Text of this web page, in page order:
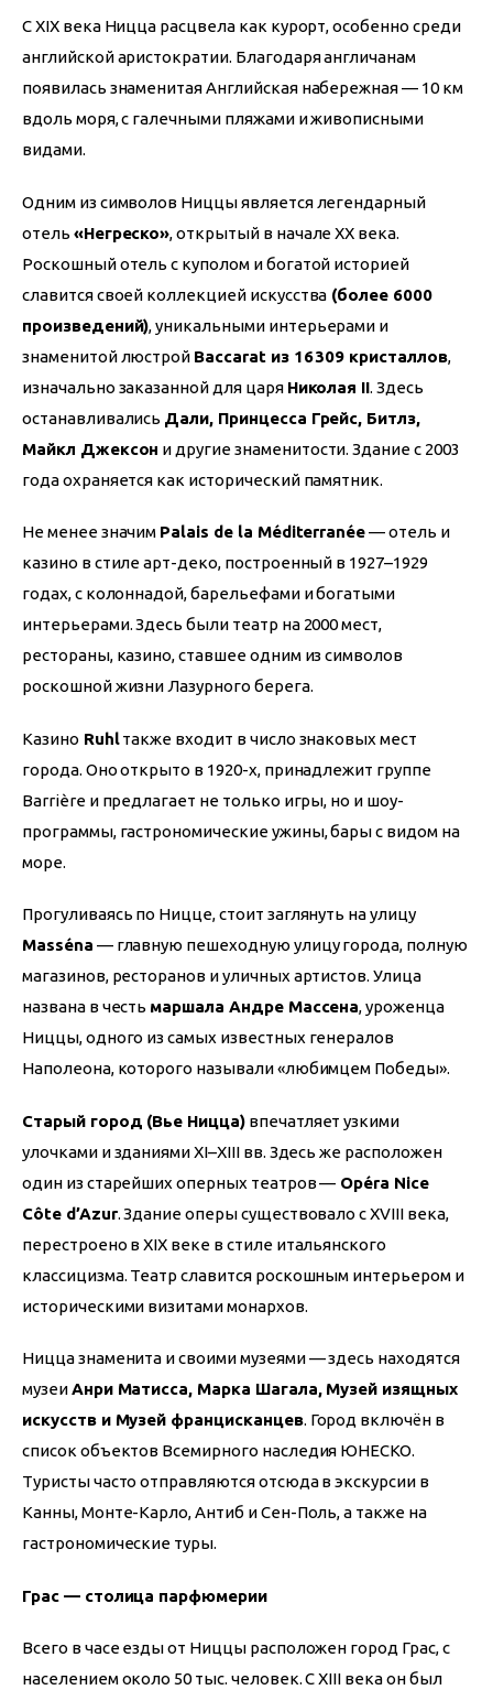
С XIX века Ницца расцвела как курорт, особенно среди
английской аристократии. Благодаря англичанам
появилась знаменитая Английская набережная — 10 км
вдоль моря, с галечными пляжами и живописными
видами.
Одним из символов Ниццы является легендарный
отель «Негреско», открытый в начале XX века.
Роскошный отель с куполом и богатой историей
славится своей коллекцией искусства (более 6000
произведений), уникальными интерьерами и
знаменитой люстрой Baccarat из 16 309 кристаллов,
изначально заказанной для царя Николая II. Здесь
останавливались Дали, Принцесса Грейс, Битлз,
Майкл Джексон и другие знаменитости. Здание с 2003
года охраняется как исторический памятник.
Не менее значим Palais de la Méditerranée — отель и
казино в стиле арт-деко, построенный в 1927–1929
годах, с колоннадой, барельефами и богатыми
интерьерами. Здесь были театр на 2000 мест,
рестораны, казино, ставшее одним из символов
роскошной жизни Лазурного берега.
Казино Ruhl также входит в число знаковых мест
города. Оно открыто в 1920-х, принадлежит группе
Barrière и предлагает не только игры, но и шоу-
программы, гастрономические ужины, бары с видом на
море.
Прогуливаясь по Ницце, стоит заглянуть на улицу
Masséna — главную пешеходную улицу города, полную
магазинов, ресторанов и уличных артистов. Улица
названа в честь маршала Андре Массена, уроженца
Ниццы, одного из самых известных генералов
Наполеона, которого называли «любимцем Победы».
Старый город (Вье Ницца) впечатляет узкими
улочками и зданиями XI–XIII вв. Здесь же расположен
один из старейших оперных театров — Opéra Nice
Côte d’Azur. Здание оперы существовало с XVIII века,
перестроено в XIX веке в стиле итальянского
классицизма. Театр славится роскошным интерьером и
историческими визитами монархов.
Ницца знаменита и своими музеями — здесь находятся
музеи Анри Матисса, Марка Шагала, Музей изящных
искусств и Музей францисканцев. Город включён в
список объектов Всемирного наследия ЮНЕСКО.
Туристы часто отправляются отсюда в экскурсии в
Канны, Монте-Карло, Антиб и Сен-Поль, а также на
гастрономические туры.
Грас — столица парфюмерии
Всего в часе езды от Ниццы расположен город Грас, с
населением около 50 тыс. человек. С XIII века он был